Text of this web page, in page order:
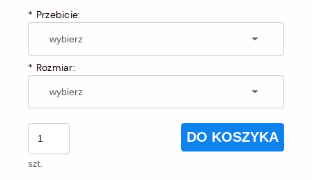
* Przebicie:
* Rozmiar:
szt.
DO KOSZYKA